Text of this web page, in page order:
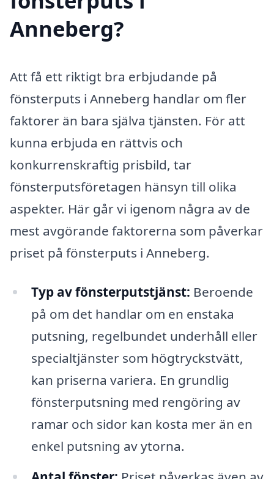
Anneberg?
Att få ett riktigt bra erbjudande på
fönsterputs i Anneberg handlar om fler
faktorer än bara själva tjänsten. För att
kunna erbjuda en rättvis och
konkurrenskraftig prisbild, tar
fönsterputsföretagen hänsyn till olika
aspekter. Här går vi igenom några av de
mest avgörande faktorerna som påverkar
priset på fönsterputs i Anneberg.
Typ av fönsterputstjänst: Beroende
på om det handlar om en enstaka
putsning, regelbundet underhåll eller
specialtjänster som högtryckstvätt,
kan priserna variera. En grundlig
fönsterputsning med rengöring av
ramar och sidor kan kosta mer än en
enkel putsning av ytorna.